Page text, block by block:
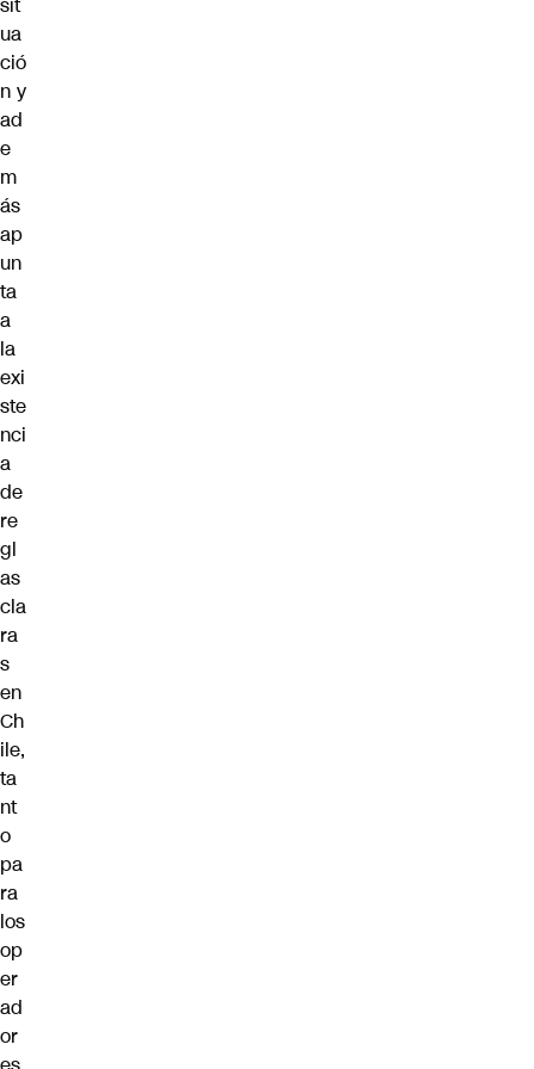
ua
ció
n y
ad
e
m
ás
ap
un
ta
a
la
exi
ste
nci
a
de
re
gl
as
cla
ra
s
en
Ch
ile,
ta
nt
o
pa
ra
los
op
er
ad
or